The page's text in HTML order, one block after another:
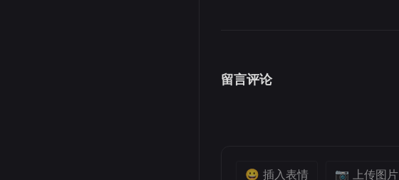
留言评论
😀 插入表情 📷 上传图片